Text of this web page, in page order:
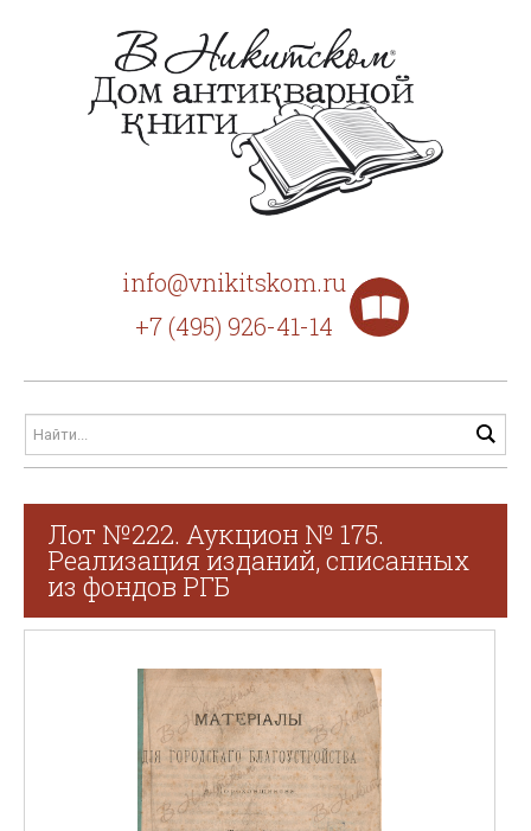
info@vnikitskom.ru
+7 (495) 926-41-14
Лот №222. Аукцион № 175.
Реализация изданий, списанных
из фондов РГБ